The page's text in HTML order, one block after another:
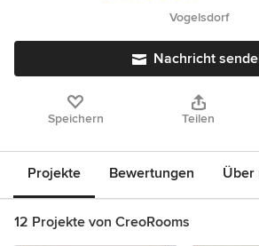
Vogelsdorf
Nachricht
Speichern Teilen
Projekte Bewertungen Über
12 Projekte von CreoRooms